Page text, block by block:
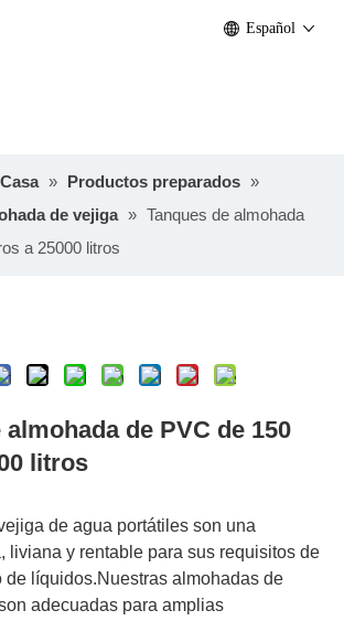
Español
Casa » Productos preparados »
de vejiga » Tanques de almohada
a 25000 litros
almohada de PVC de 150
litros
de agua portátiles son una
liviana y rentable para sus requisitos de
de líquidos.Nuestras almohadas de
adecuadas para amplias